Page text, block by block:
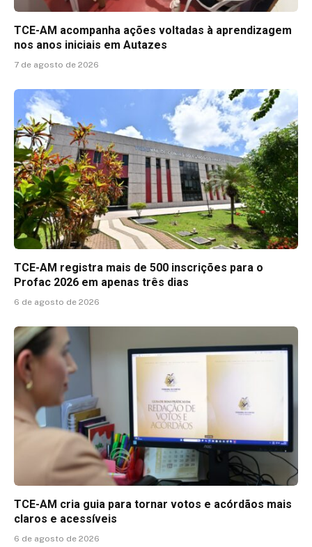
TCE-AM acompanha ações voltadas à aprendizagem
nos anos iniciais em Autazes
7 de agosto de 2026
TCE-AM registra mais de 500 inscrições para o
Profac 2026 em apenas três dias
6 de agosto de 2026
TCE-AM cria guia para tornar votos e acórdãos mais
claros e acessíveis
6 de agosto de 2026